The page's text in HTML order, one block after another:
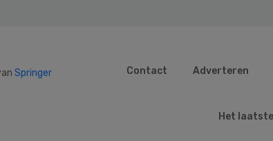
Springer
Contact Adverteren
Het